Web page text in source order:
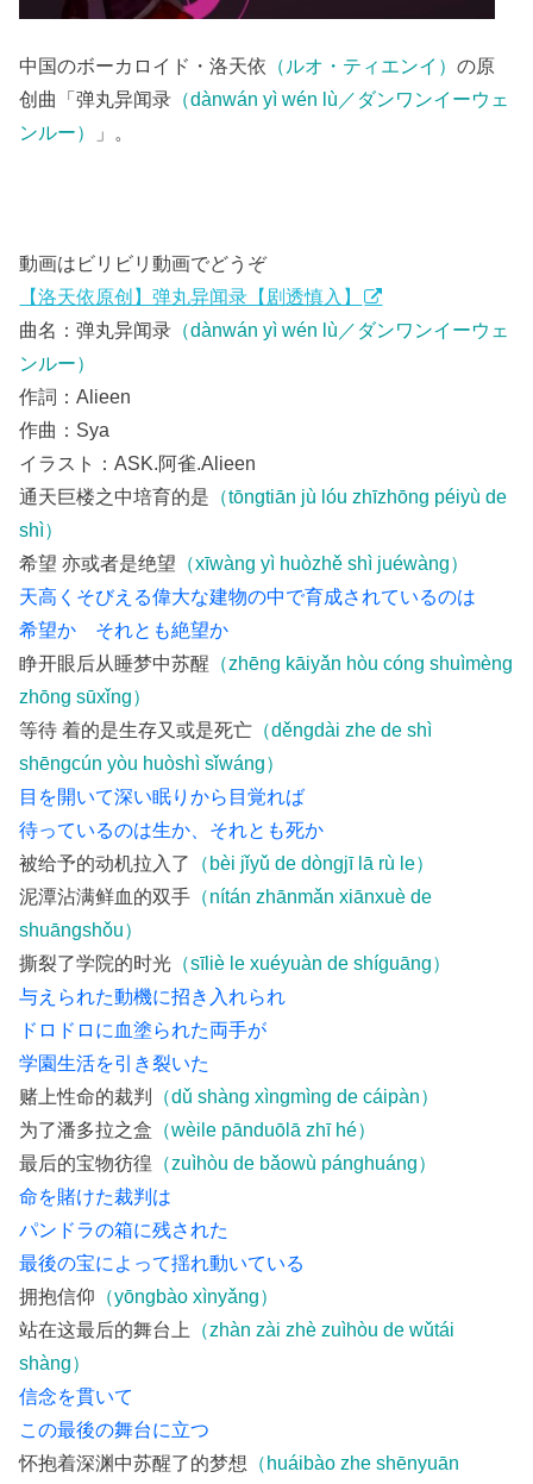
中国のボーカロイド・洛天依 （ルオ・ティエンイ）の原
创曲「弹丸异闻录 （dànwán yì wén lù／ダンワンイーウェ
ンルー）
」。
動画はビリビリ動画でどうぞ
【洛天依原创】弹丸异闻录【剧透慎入】
曲名：弹丸异闻录 （dànwán yì wén lù／ダンワンイーウェ
ンルー）
作詞：Alieen
作曲：Sya
イラスト：ASK.阿雀.Alieen
通天巨楼之中培育的是 （tōngtiān jù lóu zhīzhōng péiyù de
shì）
希望 亦或者是绝望 （xīwàng yì huòzhě shì juéwàng）
天高くそびえる偉大な建物の中で育成されているのは
希望か それとも絶望か
睁开眼后从睡梦中苏醒 （zhēng kāiyǎn hòu cóng shuìmèng
zhōng sūxǐng）
等待 着的是生存又或是死亡 （děngdài zhe de shì
shēngcún yòu huòshì sǐwáng）
目を開いて深い眠りから目覚れば
待っているのは生か、それとも死か
被给予的动机拉入了
（bèi jǐyǔ de dòngjī lā rù le）
泥潭沾满鲜血的双手 （nítán zhānmǎn xiānxuè de
shuāngshǒu）
撕裂了学院的时光 （sīliè le xuéyuàn de shíguāng）
与えられた動機に招き入れられ
ドロドロに血塗られた両手が
学園生活を引き裂いた
赌上性命的裁判 （dǔ shàng xìngmìng de cáipàn）
为了潘多拉之盒 （wèile pānduōlā zhī hé）
最后的宝物彷徨 （zuìhòu de bǎowù pánghuáng）
命を賭けた裁判は
パンドラの箱に残された
最後の宝によって揺れ動いている
拥抱信仰 （yōngbào xìnyǎng）
站在这最后的舞台上
（zhàn zài zhè zuìhòu de wǔtái
shàng）
信念を貫いて
この最後の舞台に立つ
怀抱着深渊中苏醒了的梦想 （huáibào zhe shēnyuān